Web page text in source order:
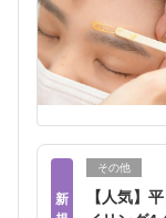
新
その他
【人気】